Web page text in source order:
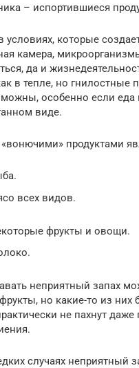
– испортившиеся
условиях, которые
камера,
да и
в тепле, но гнилостные
особенно если еда
виде.
продуктами
всех видов.
фрукты и овощи.
неприятный запах
но какие-то из них
не пахнут даже
случаях неприятный